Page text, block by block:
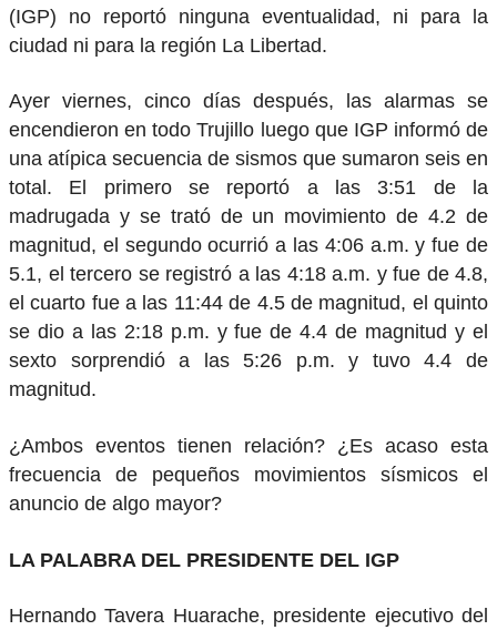
(IGP) no reportó ninguna eventualidad, ni para la
ciudad ni para la región La Libertad.
Ayer viernes, cinco días después, las alarmas se
encendieron en todo Trujillo luego que IGP informó de
una atípica secuencia de sismos que sumaron seis en
total. El primero se reportó a las 3:51 de la
madrugada y se trató de un movimiento de 4.2 de
magnitud, el segundo ocurrió a las 4:06 a.m. y fue de
5.1, el tercero se registró a las 4:18 a.m. y fue de 4.8,
el cuarto fue a las 11:44 de 4.5 de magnitud, el quinto
se dio a las 2:18 p.m. y fue de 4.4 de magnitud y el
sexto sorprendió a las 5:26 p.m. y tuvo 4.4 de
magnitud.
¿Ambos eventos tienen relación? ¿Es acaso esta
frecuencia de pequeños movimientos sísmicos el
anuncio de algo mayor?
LA PALABRA DEL PRESIDENTE DEL IGP
Hernando Tavera Huarache, presidente ejecutivo del